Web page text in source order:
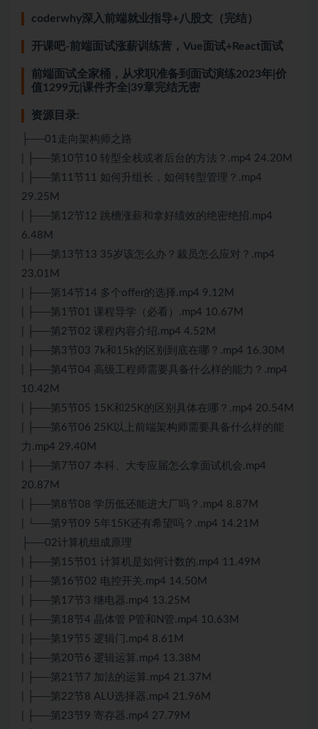
coderwhy深入前端就业指导+八股文（完结）
开课吧-前端面试涨薪训练营，Vue面试+React面试
前端面试全家桶，从求职准备到面试演练2023年|价
值1299元|课件齐全|39章完结无密
资源目录:
├──01走向架构师之路
| ├──第10节10 转型全栈或者后台的方法？.mp4 24.20M
| ├──第11节11 如何升组长，如何转型管理？.mp4
29.25M
| ├──第12节12 跳槽涨薪和拿好绩效的绝密绝招.mp4
6.48M
| ├──第13节13 35岁该怎么办？裁员怎么应对？.mp4
23.01M
| ├──第14节14 多个offer的选择.mp4 9.12M
| ├──第1节01 课程导学（必看）.mp4 10.67M
| ├──第2节02 课程内容介绍.mp4 4.52M
| ├──第3节03 7k和15k的区别到底在哪？.mp4 16.30M
| ├──第4节04 高级工程师需要具备什么样的能力？.mp4
10.42M
| ├──第5节05 15K和25K的区别具体在哪？.mp4 20.54M
| ├──第6节06 25K以上前端架构师需要具备什么样的能
力.mp4 29.40M
| ├──第7节07 本科、大专应届怎么拿 面试机会.mp4
20.87M
| ├──第8节08 学历低还能进大厂吗？.mp4 8.87M
| └──第9节09 5年15K还有希望吗？.mp4 14.21M
├──02计算机组成原理
| ├──第15节01 计算机是如何计数的.mp4 11.49M
| ├──第16节02 电控开关.mp4 14.50M
| ├──第17节3 继电器.mp4 13.25M
| ├──第18节4 晶体管 P管和N管.mp4 10.63M
| ├──第19节5 逻辑门.mp4 8.61M
| ├──第20节6 逻辑运算.mp4 13.38M
| ├──第21节7 加法的运算.mp4 21.37M
| ├──第22节8 ALU选择器.mp4 21.96M
| ├──第23节9 寄存器.mp4 27.79M